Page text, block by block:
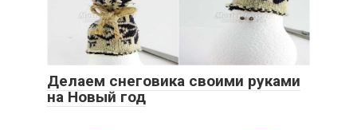
Делаем снеговика своими руками
на Новый год